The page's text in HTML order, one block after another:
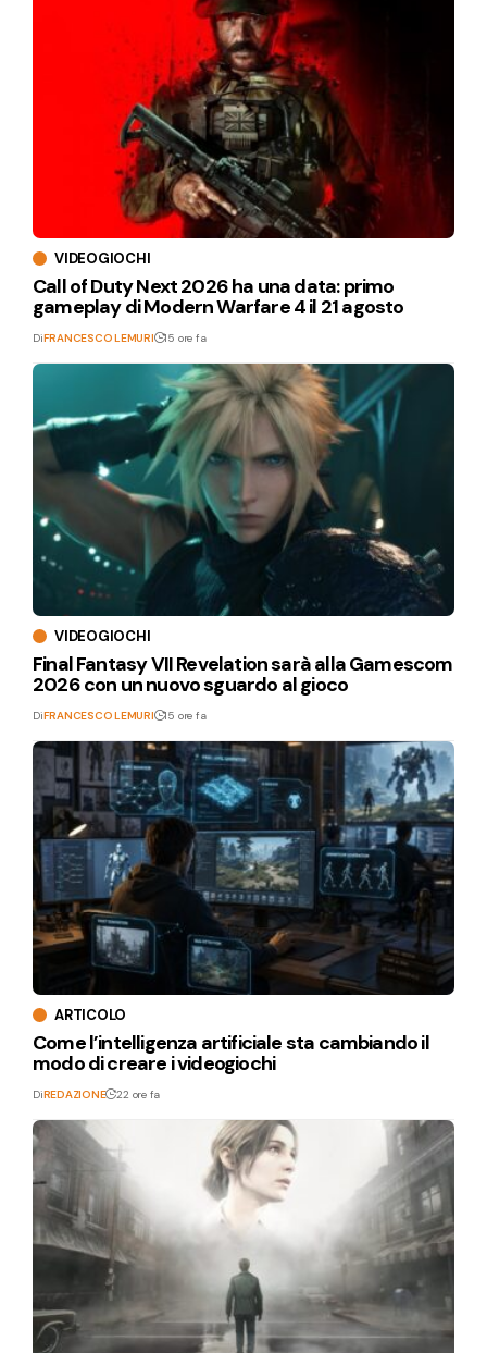
VIDEOGIOCHI
Call of Duty Next 2026 ha una data: primo
gameplay di Modern Warfare 4 il 21 agosto
DiFRANCESCO LEMURI 15 ore fa
VIDEOGIOCHI
Final Fantasy VII Revelation sarà alla Gamescom
2026 con un nuovo sguardo al gioco
DiFRANCESCO LEMURI 15 ore fa
ARTICOLO
Come l’intelligenza artificiale sta cambiando il
modo di creare i videogiochi
DiREDAZIONE 22 ore fa